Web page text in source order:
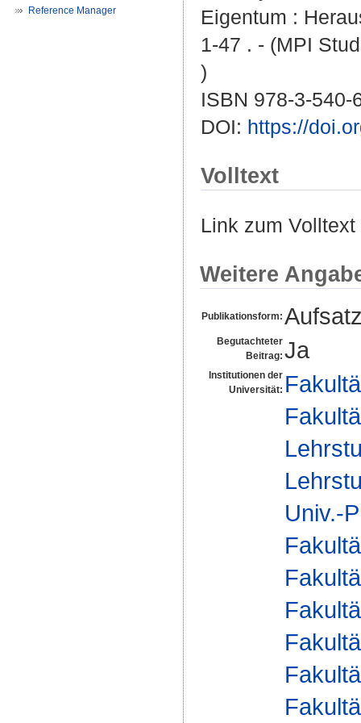
Reference Manager
Eigentum :
1-47 . - (MPI
)
ISBN 978-3-540-
DOI: https://
Volltext
Link zum
Weitere
Publikationsform:
Begutachteter
Beitrag: Ja
Institutionen der
Universität:
Univ.-